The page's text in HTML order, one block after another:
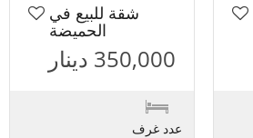
شقة للبيع في
الحميضة
350,000 دينار
عدد غرف